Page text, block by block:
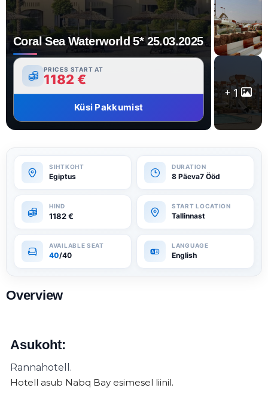
Coral Sea Waterworld 5* 25.03.2025
PRICES START AT
1182 €
Küsi Pakkumist
1
Egiptus 8 Päeva7 Ööd
1182€ Tallinnast
40/40 English
Overview
Asukoht:
Rannahotell.
Hotell asub Nabq Bay esimesel liinil.